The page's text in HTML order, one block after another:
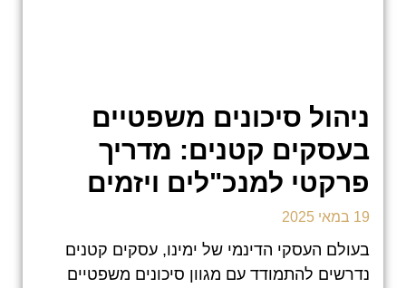
ניהול סיכונים משפטיים
בעסקים קטנים: מדריך
פרקטי למנכ"לים ויזמים
19 במאי 2025
בעולם העסקי הדינמי של ימינו, עסקים קטנים
נדרשים להתמודד עם מגוון סיכונים משפטיים